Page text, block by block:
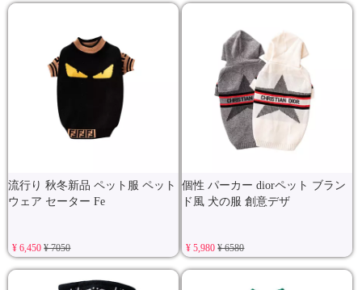
流行り 秋冬新品 ペット服 ペット
ウェア セーター Fe
¥ 6,450¥ 7050
個性 パーカー diorペット ブラン
ド風 犬の服 創意デザ
¥ 5,980¥ 6580